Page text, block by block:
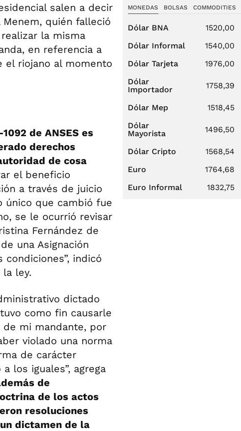
salen a decir
quién falleció
la misma
en referencia a
el riojano al momento
de ANSES es
derechos
de cosa
el beneficio
a través de juicio
único que cambió fue
se le ocurrió revisar
Fernández de
una Asignación
indicó
ley.
dictado
como fin causarle
mi mandante, por
violado una norma
de carácter
los iguales”, agrega
de
de los actos
resoluciones
dictamen de la
MONEDAS BOLSAS COMMODITIES
Dólar BNA 1520,00
Dólar Informal
1540,00
Dólar Tarjeta
1976,00
Dólar
Importador
1758,39
Dólar Mep 1518,45
Dólar
Mayorista
1496,50
Dólar Cripto 1568,54
Euro
1764,68
Euro Informal
1832,75